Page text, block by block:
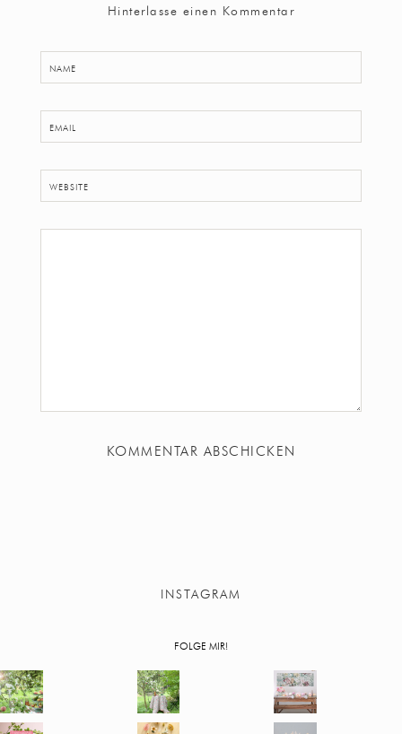
Hinterlasse einen Kommentar
NAME
EMAIL
WEBSITE
INSTAGRAM
FOLGE MIR!